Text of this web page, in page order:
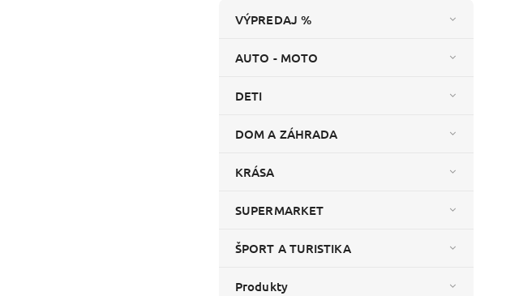
VÝPREDAJ %
AUTO - MOTO
DETI
DOM A ZÁHRADA
KRÁSA
SUPERMARKET
ŠPORT A TURISTIKA
Produkty